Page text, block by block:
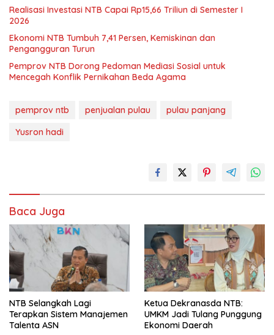
Realisasi Investasi NTB Capai Rp15,66 Triliun di Semester I
2026
Ekonomi NTB Tumbuh 7,41 Persen, Kemiskinan dan
Pengangguran Turun
Pemprov NTB Dorong Pedoman Mediasi Sosial untuk
Mencegah Konflik Pernikahan Beda Agama
pemprov ntb penjualan pulau
pulau panjang
Yusron hadi
Baca Juga
NTB Selangkah Lagi
Terapkan Sistem Manajemen
Talenta ASN
Ketua Dekranasda NTB:
UMKM Jadi Tulang Punggung
Ekonomi Daerah